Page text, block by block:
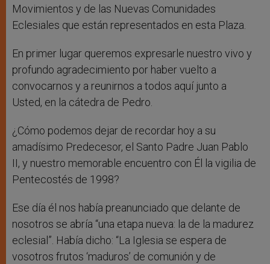
Movimientos y de las Nuevas Comunidades
Eclesiales que están representados en esta Plaza.
En primer lugar queremos expresarle nuestro vivo y
profundo agradecimiento por haber vuelto a
convocarnos y a reunirnos a todos aquí junto a
Usted, en la cátedra de Pedro.
¿Cómo podemos dejar de recordar hoy a su
amadísimo Predecesor, el Santo Padre Juan Pablo
II, y nuestro memorable encuentro con Él la vigilia de
Pentecostés de 1998?
Ese día él nos había preanunciado que delante de
nosotros se abría “una etapa nueva: la de la madurez
eclesial”. Había dicho: “La Iglesia se espera de
vosotros frutos ‘maduros’ de comunión y de